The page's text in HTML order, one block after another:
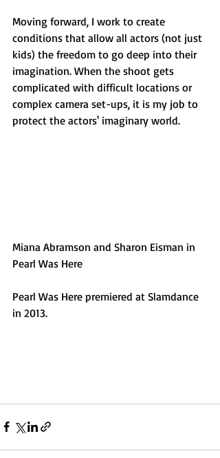
Moving forward, I work to create
conditions that allow all actors (not just
kids) the freedom to go deep into their
imagination. When the shoot gets
complicated with difficult locations or
complex camera set-ups, it is my job to
protect the actors' imaginary world.
Miana Abramson and Sharon Eisman in
Pearl Was Here
Pearl Was Here premiered at Slamdance
in 2013.